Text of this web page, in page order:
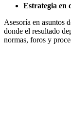
Estrategia en
Asesoría en asuntos
donde el resultado
normas, foros y